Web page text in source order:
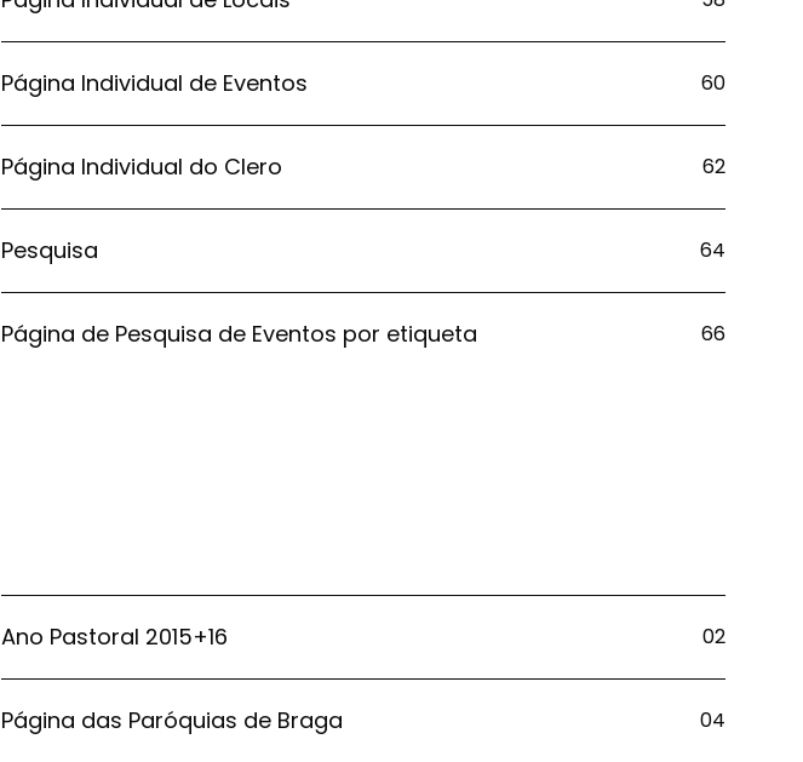
Página Individual de Eventos 60
Página Individual do Clero 62
Pesquisa 64
Página de Pesquisa de Eventos por etiqueta 66
Ano Pastoral 2015+16 02
Página das Paróquias de Braga 04